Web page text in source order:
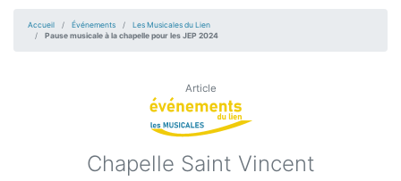
Accueil Événements
Les Musicales du Lien
Pause musicale à la chapelle pour les JEP 2024
Article
Chapelle Saint Vincent